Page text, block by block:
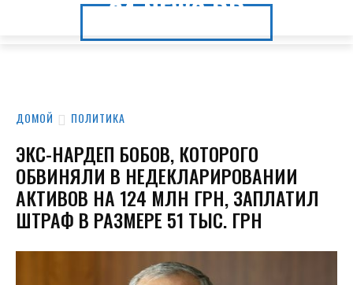
24.NEWS.DP
24.NEWS.DP
ДОМОЙ ПОЛИТИКА
ЭКС-НАРДЕП БОБОВ, КОТОРОГО
ОБВИНЯЛИ В НЕДЕКЛАРИРОВАНИИ
АКТИВОВ НА 124 МЛН ГРН, ЗАПЛАТИЛ
ШТРАФ В РАЗМЕРЕ 51 ТЫС. ГРН